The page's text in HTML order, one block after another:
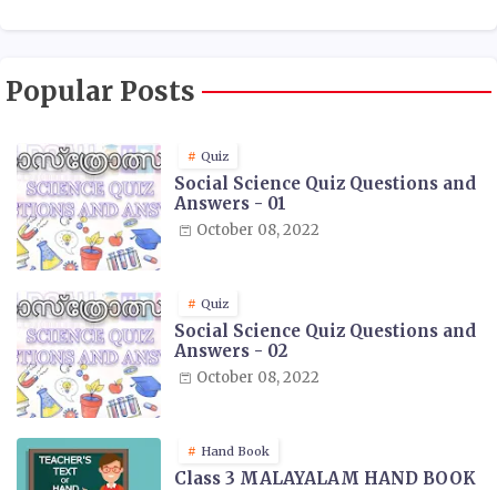
Popular Posts
Quiz
Social Science Quiz Questions and
Answers - 01
October 08, 2022
Quiz
Social Science Quiz Questions and
Answers - 02
October 08, 2022
Hand Book
Class 3 MALAYALAM HAND BOOK